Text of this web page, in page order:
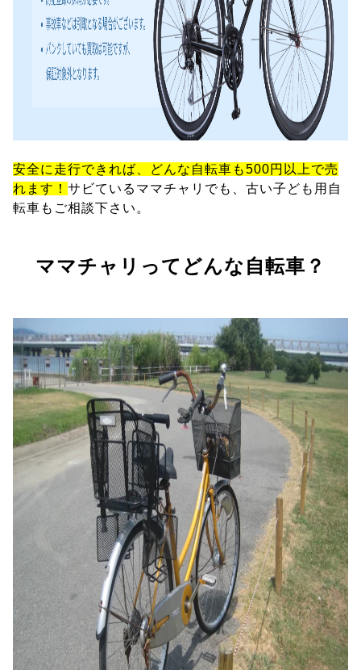
安全に走行できれば、どんな自転車も500円以上で売
れます！ サビているママチャリでも、古い子ども用自
転車もご相談下さい。
ママチャリってどんな自転車？